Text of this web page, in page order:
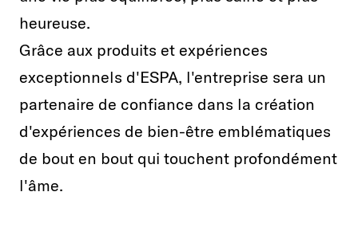
heureuse.
Grâce aux produits et expériences
exceptionnels d'ESPA, l'entreprise sera un
partenaire de confiance dans la création
d'expériences de bien-être emblématiques
de bout en bout qui touchent profondément
l'âme.